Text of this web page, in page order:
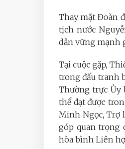
Thay mặt Đoàn
tịch nước
dân vững mạnh
Tại cuộc gặp,
trong đấu tranh
Thường trực Ủy
thể đạt được
Minh Ngọc, Trợ
góp quan trọng
hòa bình Liên